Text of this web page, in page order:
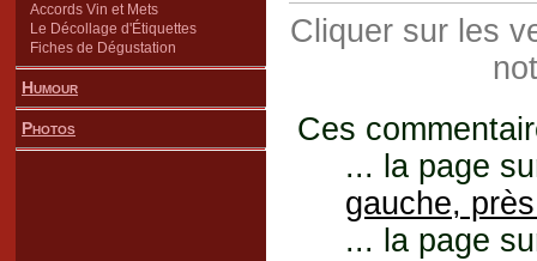
Accords Vin et Mets
Le Décollage d'Étiquettes
Fiches de Dégustation
Humour
Photos
Cliquer sur les
Ces
... la page
gauche,
... la page